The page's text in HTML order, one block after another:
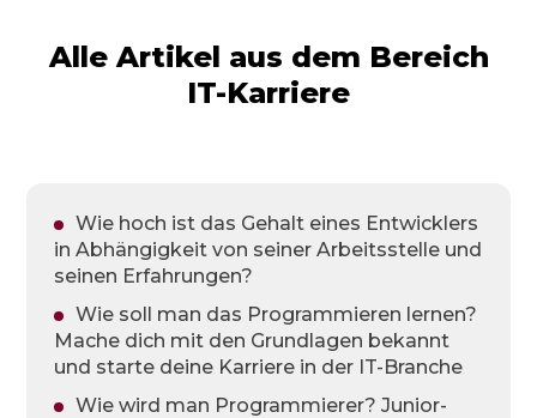
Alle Artikel aus dem Bereich
IT-Karriere
Wie hoch ist das Gehalt eines Entwicklers
in Abhängigkeit von seiner Arbeitsstelle und
seinen Erfahrungen?
Wie soll man das Programmieren lernen?
Mache dich mit den Grundlagen bekannt
und starte deine Karriere in der IT-Branche
Wie wird man Programmierer? Junior-